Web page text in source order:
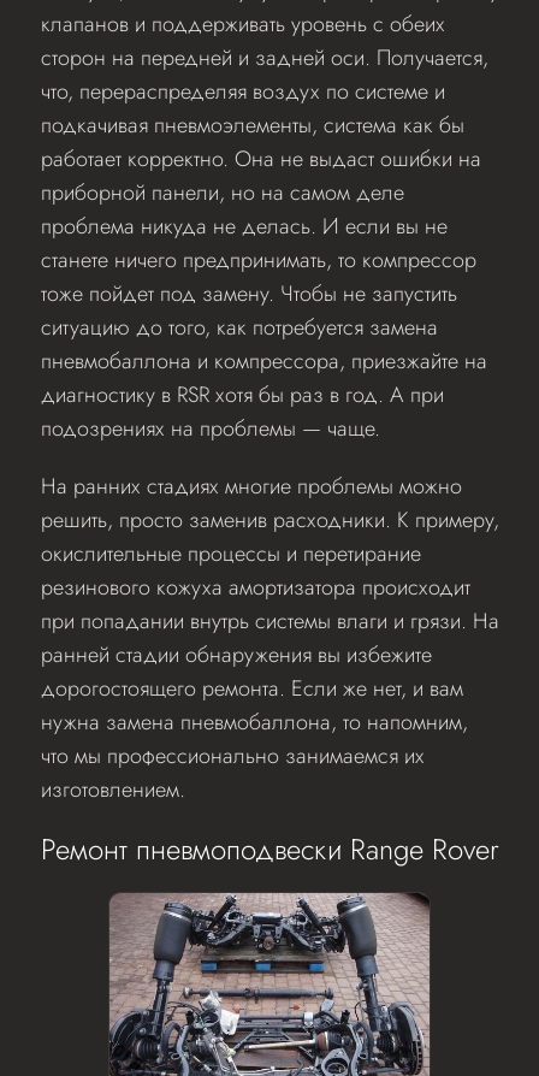
клапанов и поддерживать уровень с обеих
сторон на передней и задней оси. Получается,
что, перераспределяя воздух по системе и
подкачивая пневмоэлементы, система как бы
работает корректно. Она не выдаст ошибки на
приборной панели, но на самом деле
проблема никуда не делась. И если вы не
станете ничего предпринимать, то компрессор
тоже пойдет под замену. Чтобы не запустить
ситуацию до того, как потребуется замена
пневмобаллона и компрессора, приезжайте на
диагностику в RSR хотя бы раз в год. А при
подозрениях на проблемы — чаще.
На ранних стадиях многие проблемы можно
решить, просто заменив расходники. К примеру,
окислительные процессы и перетирание
резинового кожуха амортизатора происходит
при попадании внутрь системы влаги и грязи. На
ранней стадии обнаружения вы избежите
дорогостоящего ремонта. Если же нет, и вам
нужна замена пневмобаллона, то напомним,
что мы профессионально занимаемся их
изготовлением.
Ремонт пневмоподвески Range Rover